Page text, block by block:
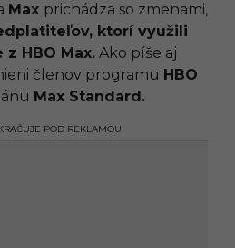
Max prichádza so zmenami,
ktorí využili
HBO Max. Ako píše aj
členov programu HBO
Max Standard.
POD REKLAMOU